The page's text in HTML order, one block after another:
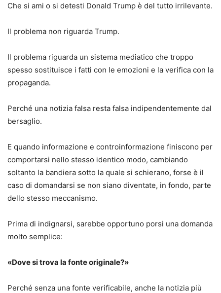
Che si ami o si detesti Donald Trump è del tutto irrilevante.
Il problema non riguarda Trump.
Il problema riguarda un sistema mediatico che troppo
spesso sostituisce i fatti con le emozioni e la verifica con la
propaganda.
Perché una notizia falsa resta falsa indipendentemente dal
bersaglio.
E quando informazione e controinformazione finiscono per
comportarsi nello stesso identico modo, cambiando
soltanto la bandiera sotto la quale si schierano, forse è il
caso di domandarsi se non siano diventate, in fondo, parte
dello stesso meccanismo.
Prima di indignarsi, sarebbe opportuno porsi una domanda
molto semplice:
«Dove si trova la fonte originale?»
Perché senza una fonte verificabile, anche la notizia più